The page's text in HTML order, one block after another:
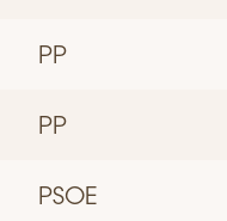
PP
PP
PSOE